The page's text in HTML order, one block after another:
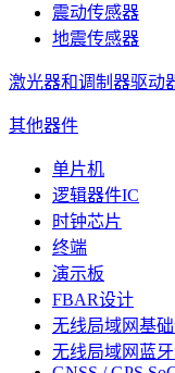
震动传感器
地震传感器
激光器和调制器驱动
其他器件
单片机
逻辑器件IC
时钟芯片
终端
演示板
FBAR设计
无线局域网基
无线局域网蓝